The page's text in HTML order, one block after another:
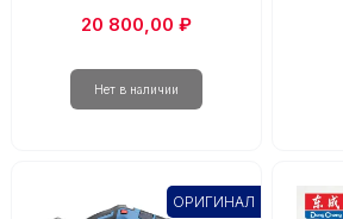
20 800,00 ₽
ОРИГИНАЛ